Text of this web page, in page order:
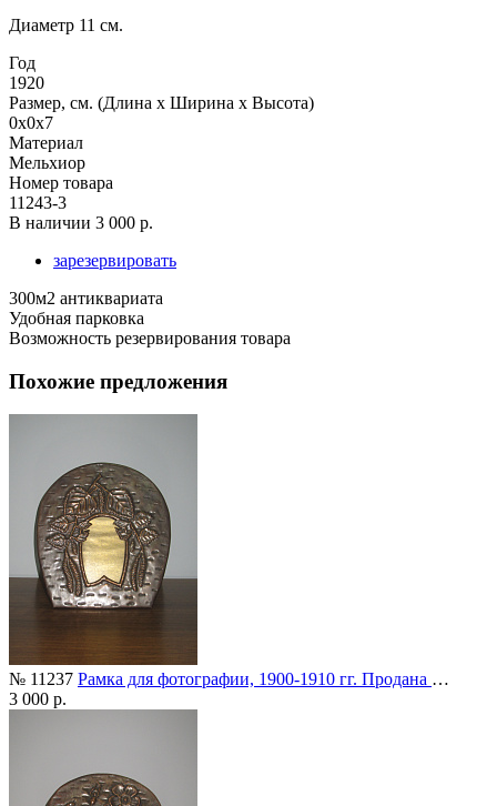
Диаметр 11 см.
Год
1920
Размер, см. (Длина х Ширина х Высота)
0x0x7
Материал
Мельхиор
Номер товара
11243-3
В наличии 3 000 р.
зарезервировать
300м2 антиквариата
Удобная парковка
Возможность резервирования товара
Похожие предложения
№ 11237 Рамка для фотографии, 1900-1910 гг. Продана …
3 000 р.